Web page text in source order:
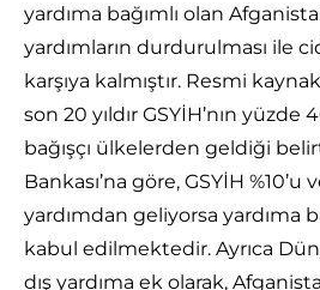
yardıma bağımlı olan
yardımların durdurulması ile
karşıya kalmıştır. Resmi
son 20 yıldır GSYİH’nın yüzde
bağışçı ülkelerden geldiği
Bankası’na göre, GSYİH %10’u
yardımdan geliyorsa yardıma
kabul edilmektedir. Ayrıca
dış yardıma ek olarak,